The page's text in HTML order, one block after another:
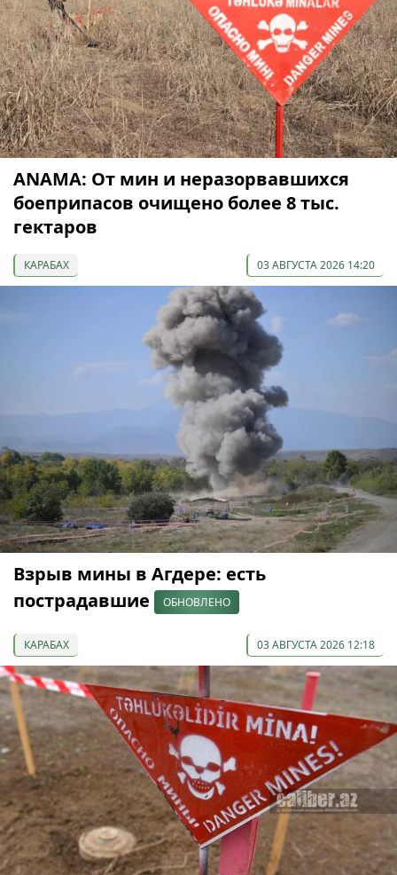
ANAMA: От мин и неразорвавшихся
боеприпасов очищено более 8 тыс.
гектаров
КАРАБАХ 03 АВГУСТА 2026 14:20
Взрыв мины в Агдере: есть
пострадавшие
ОБНОВЛЕНО
КАРАБАХ 03 АВГУСТА 2026 12:18